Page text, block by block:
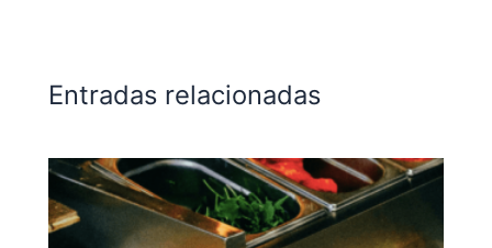
Entradas relacionadas